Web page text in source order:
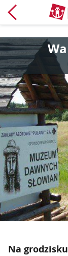
Na